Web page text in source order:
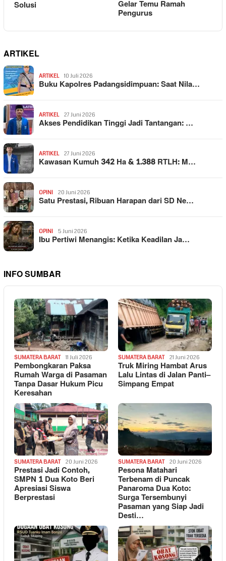
Solusi Gelar Temu Ramah
Pengurus
ARTIKEL
ARTIKEL 10 Juli 2026
Buku Kapolres Padangsidimpuan: Saat Nila…
ARTIKEL 27 Juni 2026
Akses Pendidikan Tinggi Jadi Tantangan: …
ARTIKEL 27 Juni 2026
Kawasan Kumuh 342 Ha & 1.388 RTLH: M…
OPINI 20 Juni 2026
Satu Prestasi, Ribuan Harapan dari SD Ne…
OPINI 5 Juni 2026
Ibu Pertiwi Menangis: Ketika Keadilan Ja…
INFO SUMBAR
SUMATERA BARAT 11 Juli 2026
Pembongkaran Paksa
Rumah Warga di Pasaman
Tanpa Dasar Hukum Picu
Keresahan
SUMATERA BARAT 21 Juni 2026
Truk Miring Hambat Arus
Lalu Lintas di Jalan Panti–
Simpang Empat
SUMATERA BARAT 20 Juni 2026
Prestasi Jadi Contoh,
SMPN 1 Dua Koto Beri
Apresiasi Siswa
Berprestasi
SUMATERA BARAT 20 Juni 2026
Pesona Matahari
Terbenam di Puncak
Panaroma Dua Koto:
Surga Tersembunyi
Pasaman yang Siap Jadi
Desti…